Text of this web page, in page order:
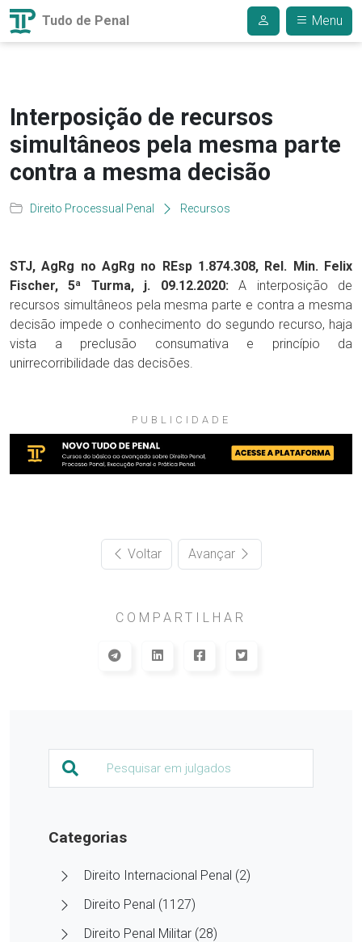
Tudo de Penal Menu
Interposição de recursos
simultâneos pela mesma parte
contra a mesma decisão
Direito Processual Penal Recursos
STJ, AgRg no AgRg no REsp 1.874.308, Rel. Min. Felix
Fischer, 5ª Turma, j. 09.12.2020: A interposição de
recursos simultâneos pela mesma parte e contra a mesma
decisão impede o conhecimento do segundo recurso, haja
vista a preclusão consumativa e princípio da
unirrecorribilidade das decisões.
PUBLICIDADE
Voltar Avançar
COMPARTILHAR
Categorias
Direito Internacional Penal (2)
Direito Penal (1127)
Direito Penal Militar (28)